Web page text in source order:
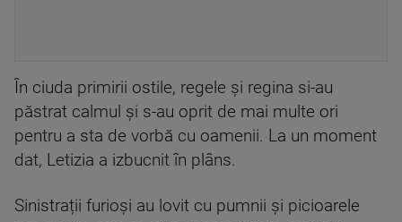
În ciuda primirii ostile, regele și regina si-au
păstrat calmul și s-au oprit de mai multe ori
pentru a sta de vorbă cu oamenii. La un moment
dat, Letizia a izbucnit în plâns.
Sinistrații furioși au lovit cu pumnii și picioarele